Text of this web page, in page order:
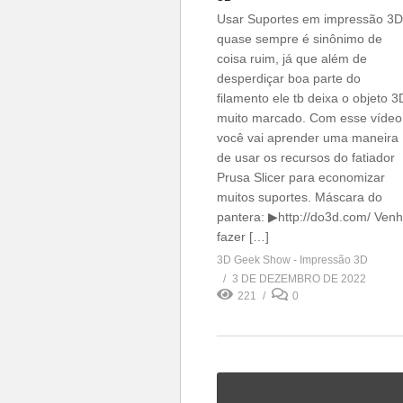
Usar Suportes em impressão 3D
quase sempre é sinônimo de
coisa ruim, já que além de
desperdiçar boa parte do
filamento ele tb deixa o objeto
muito marcado. Com esse vídeo,
você vai aprender uma maneira
de usar os recursos do fatiador
Prusa Slicer para economizar
muitos suportes. Máscara do
pantera: ▶http://do3d.com/
fazer […]
3D Geek Show - Impressão 3D
3 DE DEZEMBRO DE 2022
221
0